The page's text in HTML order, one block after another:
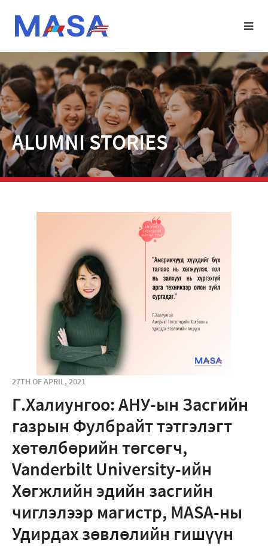
ALUMNI STORIES
27TH OF APRIL, 2021
Г.Халиунгоо: АНУ-ын Засгийн
газрын Фулбрайт тэтгэлэгт
хөтөлбөрийн төгсөгч,
Vanderbilt University-ийн
Хөгжлийн эдийн засгийн
чиглэлээр магистр, MASA-ны
Удирдах зөвлөлийн гишүүн